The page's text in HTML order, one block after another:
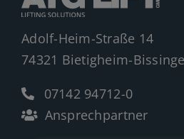
Adolf-Heim-Straße 14
74321 Bietigheim-
07142 94712-0
Ansprechpartner